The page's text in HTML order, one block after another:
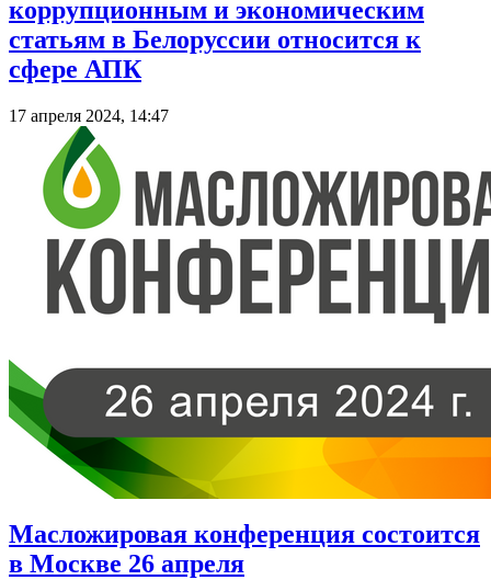
коррупционным и экономическим
статьям в Белоруссии относится к
сфере АПК
17 апреля 2024, 14:47
Масложировая конференция состоится
в Москве 26 апреля